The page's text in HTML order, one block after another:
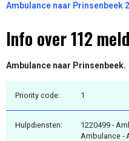
Ambulance naar Prinsenbeek
Info over 112
Ambulance naar Prinsenbeek.
Priority code: 1
Hulpdiensten:
1220499 -
Ambulance -